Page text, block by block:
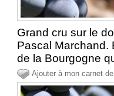
Grand cru sur le
Pascal Marchand.
de la Bourgogne
Ajouter à mon carnet